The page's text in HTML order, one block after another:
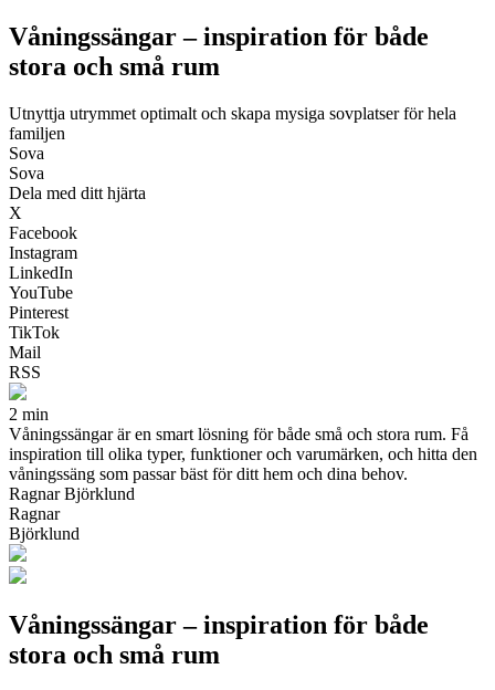
Våningssängar – inspiration för både
stora och små rum
Utnyttja utrymmet optimalt och skapa mysiga sovplatser för hela
familjen
Sova
Sova
Dela med ditt hjärta
X
Facebook
Instagram
LinkedIn
YouTube
Pinterest
TikTok
Mail
RSS
2 min
Våningssängar är en smart lösning för både små och stora rum. Få
inspiration till olika typer, funktioner och varumärken, och hitta den
våningssäng som passar bäst för ditt hem och dina behov.
Ragnar Björklund
Ragnar
Björklund
Våningssängar – inspiration för både
stora och små rum